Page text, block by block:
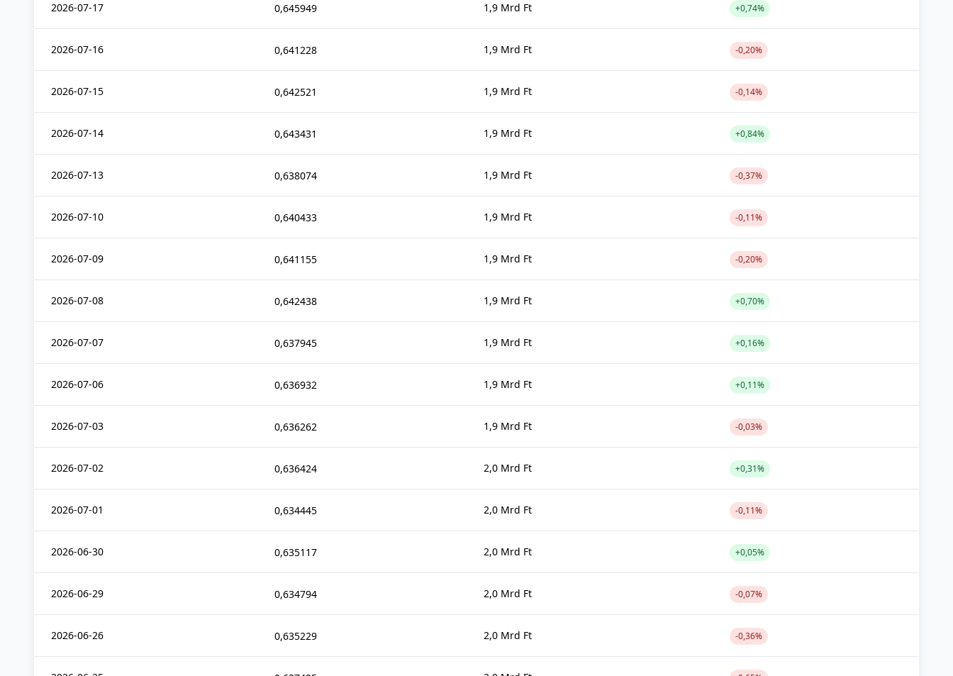
2026-07-17 0,645949 1,9 Mrd Ft +0,74%
2026-07-16 0,641228 1,9 Mrd Ft -0,20%
2026-07-15 0,642521 1,9 Mrd Ft -0,14%
2026-07-14 0,643431 1,9 Mrd Ft +0,84%
2026-07-13 0,638074 1,9 Mrd Ft -0,37%
2026-07-10 0,640433 1,9 Mrd Ft -0,11%
2026-07-09 0,641155 1,9 Mrd Ft -0,20%
2026-07-08 0,642438 1,9 Mrd Ft +0,70%
2026-07-07 0,637945 1,9 Mrd Ft +0,16%
2026-07-06 0,636932 1,9 Mrd Ft +0,11%
2026-07-03 0,636262 1,9 Mrd Ft -0,03%
2026-07-02 0,636424 2,0 Mrd Ft +0,31%
2026-07-01 0,634445 2,0 Mrd Ft -0,11%
2026-06-30 0,635117 2,0 Mrd Ft +0,05%
2026-06-29 0,634794 2,0 Mrd Ft -0,07%
2026-06-26 0,635229 2,0 Mrd Ft -0,36%